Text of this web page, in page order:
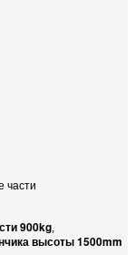
части
900kg,
высоты 1500mm